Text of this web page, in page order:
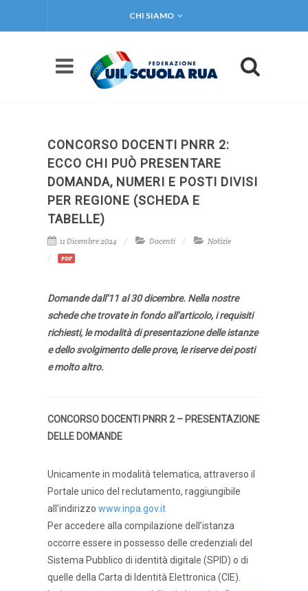
CHI SIAMO
CONCORSO DOCENTI PNRR 2:
ECCO CHI PUÒ PRESENTARE
DOMANDA, NUMERI E POSTI DIVISI
PER REGIONE (SCHEDA E
TABELLE)
11 Dicembre 2024 Docenti Notizie
PDF
Domande dall’11 al 30 dicembre. Nella nostre
schede che trovate in fondo all’articolo, i requisiti
richiesti, le modalità di presentazione delle istanze
e dello svolgimento delle prove, le riserve dei posti
e molto altro.
CONCORSO DOCENTI PNRR 2 – PRESENTAZIONE
DELLE DOMANDE
Unicamente in modalità telematica, attraverso il
Portale unico del reclutamento, raggiungibile
all’indirizzo www.inpa.gov.it
Per accedere alla compilazione dell’istanza
occorre essere in possesso delle credenziali del
Sistema Pubblico di identità digitale (SPID) o di
quelle della Carta di Identità Elettronica (CIE).